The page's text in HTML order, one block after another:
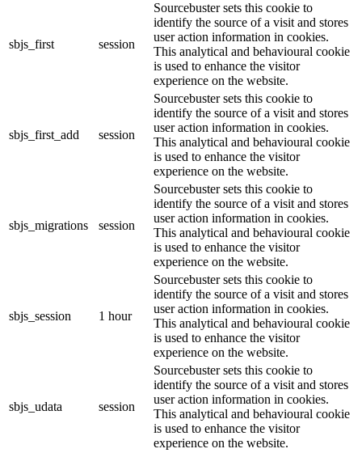
sbjs_first session
Sourcebuster sets this cookie to
identify the source of a visit and stores
user action information in cookies.
This analytical and behavioural cookie
is used to enhance the visitor
experience on the website.
sbjs_first_add session
Sourcebuster sets this cookie to
identify the source of a visit and stores
user action information in cookies.
This analytical and behavioural cookie
is used to enhance the visitor
experience on the website.
sbjs_migrations session
Sourcebuster sets this cookie to
identify the source of a visit and stores
user action information in cookies.
This analytical and behavioural cookie
is used to enhance the visitor
experience on the website.
sbjs_session 1 hour
Sourcebuster sets this cookie to
identify the source of a visit and stores
user action information in cookies.
This analytical and behavioural cookie
is used to enhance the visitor
experience on the website.
sbjs_udata session
Sourcebuster sets this cookie to
identify the source of a visit and stores
user action information in cookies.
This analytical and behavioural cookie
is used to enhance the visitor
experience on the website.